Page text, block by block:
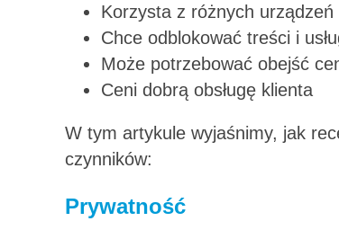
Korzysta z różnych urządzeń
Chce odblokować treści i
Może potrzebować obejść
Ceni dobrą obsługę klienta
W tym artykule wyjaśnimy, jak
czynników:
Prywatność